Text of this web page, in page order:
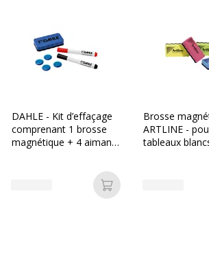
DAHLE - Kit d’effaçage
comprenant 1 brosse
magnétique + 4 aimants
Ajouter au panier
Brosse
ARTLINE -
tableaux